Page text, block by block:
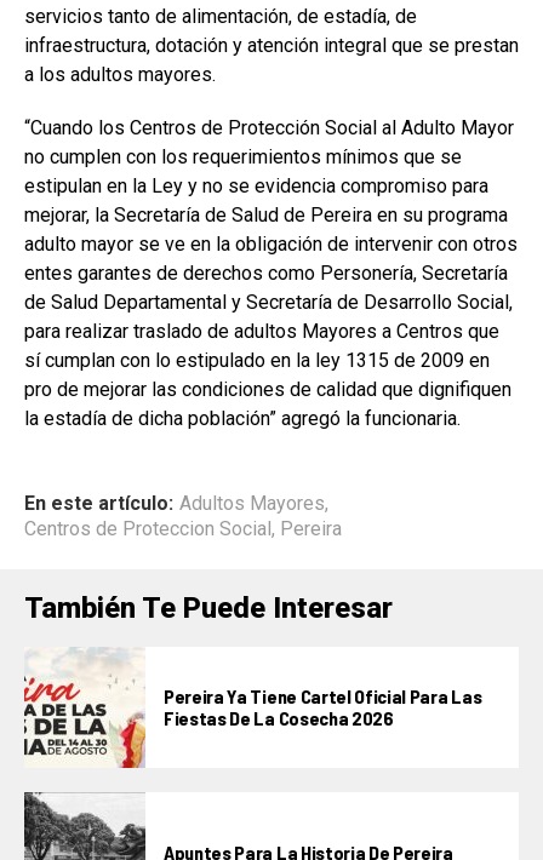
servicios tanto de alimentación, de estadía, de
infraestructura, dotación y atención integral que se prestan
a los adultos mayores.
“Cuando los Centros de Protección Social al Adulto Mayor
no cumplen con los requerimientos mínimos que se
estipulan en la Ley y no se evidencia compromiso para
mejorar, la Secretaría de Salud de Pereira en su programa
adulto mayor se ve en la obligación de intervenir con otros
entes garantes de derechos como Personería, Secretaría
de Salud Departamental y Secretaría de Desarrollo Social,
para realizar traslado de adultos Mayores a Centros que
sí cumplan con lo estipulado en la ley 1315 de 2009 en
pro de mejorar las condiciones de calidad que dignifiquen
la estadía de dicha población” agregó la funcionaria.
En este artículo: Adultos Mayores,
Centros de Proteccion Social, Pereira
También Te Puede Interesar
Pereira Ya Tiene Cartel Oficial Para Las
Fiestas De La Cosecha 2026
Apuntes Para La Historia De Pereira